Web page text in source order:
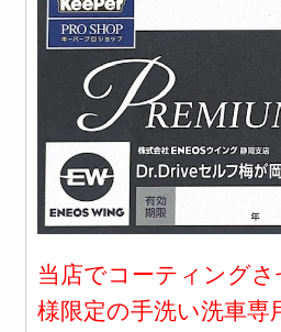
当店でコーティング
様限定の手洗い洗車専